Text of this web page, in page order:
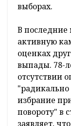
на ТАСС.
В борьбе за
Камалой
Миннесота
тандем экс-
сенатора
Вэнса.
демократов
президента
выборах.